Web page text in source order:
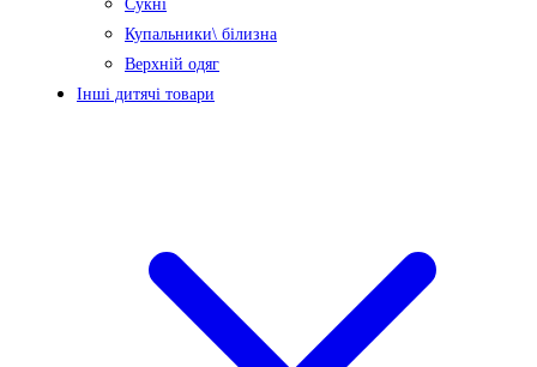
Сукні
Купальники\ білизна
Верхній одяг
Інші дитячі товари